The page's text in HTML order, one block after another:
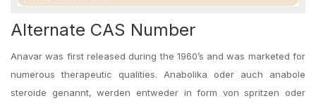
Alternate CAS Number
Anavar was first released during the 1960’s and was marketed for
numerous therapeutic qualities. Anabolika oder auch anabole
steroide genannt, werden entweder in form von spritzen oder